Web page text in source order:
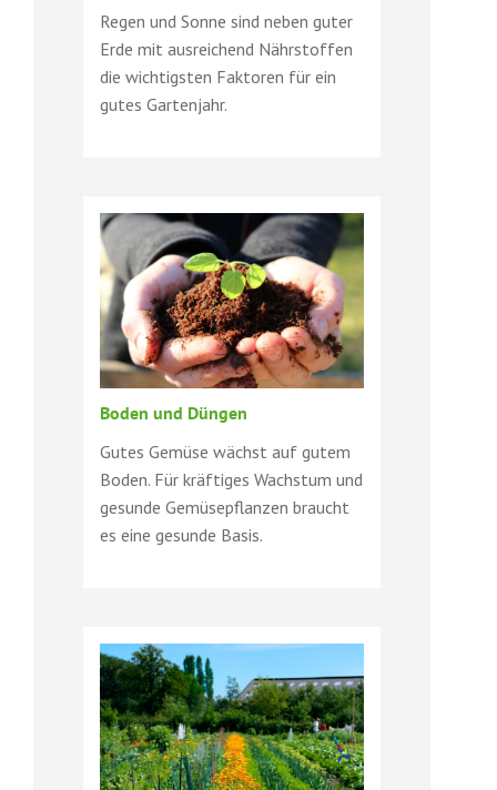
Regen und Sonne sind neben guter
Erde mit ausreichend Nährstoffen
die wichtigsten Faktoren für ein
gutes Gartenjahr.
Boden und Düngen
Gutes Gemüse wächst auf gutem
Boden. Für kräftiges Wachstum und
gesunde Gemüsepflanzen braucht
es eine gesunde Basis.